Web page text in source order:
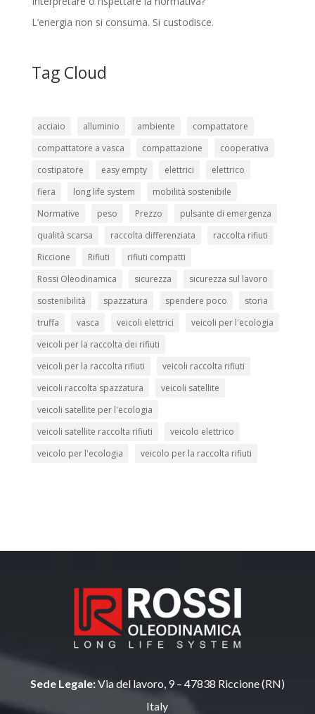
L’energia non si consuma. Si custodisce.
Tag Cloud
acciaio alluminio ambiente
compattatore
compattatore a vasca
compattazione
cooperativa
costipatore
easy empty elettrici
elettrico
fiera
long life system
mobilità sostenibile
Normative
peso Prezzo
pulsante di emergenza
qualità scarsa
raccolta differenziata
raccolta rifiuti
Riccione
Rifiuti
rifiuti compatti
Rossi Oleodinamica
sicurezza
sicurezza sul lavoro
sostenibilità
spazzatura spendere poco
storia
truffa
vasca veicoli elettrici
veicoli per l'ecologia
veicoli per la raccolta dei rifiuti
veicoli per la raccolta rifiuti
veicoli raccolta rifiuti
veicoli raccolta spazzatura
veicoli satellite
veicoli satellite per l'ecologia
veicoli satellite raccolta rifiuti
veicolo elettrico
veicolo per l'ecologia
veicolo per la raccolta rifiuti
Sede Legale:Via del lavoro, 9 – 47838 Riccione (RN)
Italy